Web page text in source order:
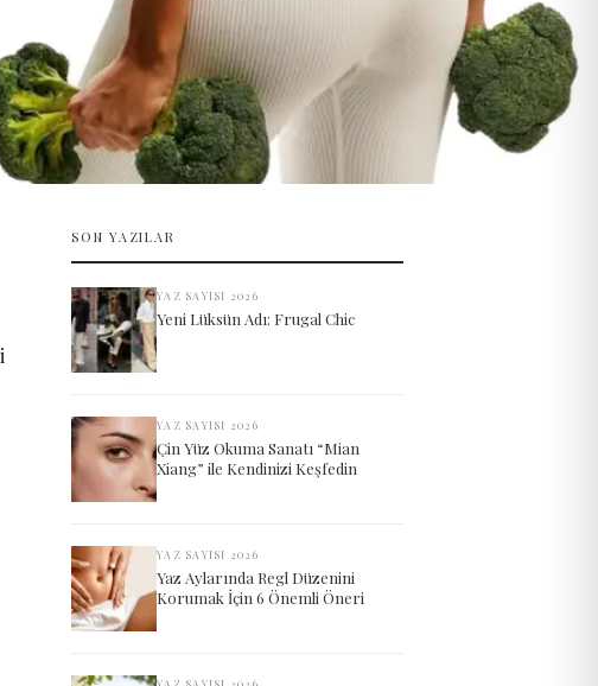
SON YAZILAR
YAZ SAYISI 2026
Yeni Lüksün Adı: Frugal Chic
YAZ SAYISI 2026
Çin Yüz Okuma Sanatı “Mian
Xiang” ile Kendinizi Keşfedin
YAZ SAYISI 2026
Yaz Aylarında Regl Düzenini
Korumak İçin 6 Önemli Öneri